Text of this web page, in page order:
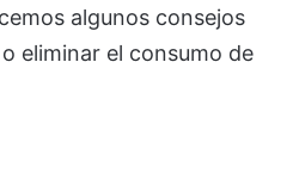
algunos consejos
eliminar el consumo de